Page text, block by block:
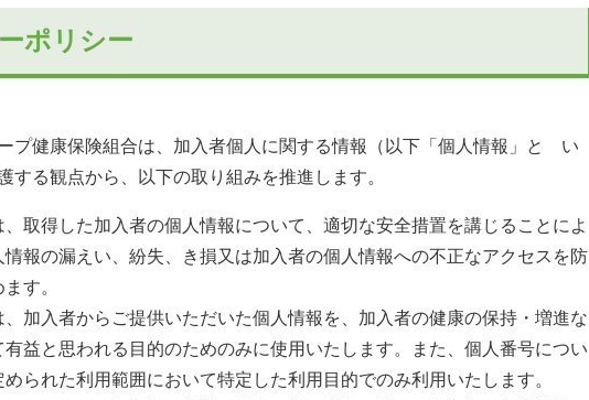
ポリシー
プ健康保険組合は、加入者個人に関する情報（以下「個人情報」と い
する観点から、以下の取り組みを推進します。
取得した加入者の個人情報について、適切な安全措置を講じることによ
情報の漏えい、紛失、き損又は加入者の個人情報への不正なアクセスを防
す。
、加入者からご提供いただいた個人情報を、加入者の健康の保持・増進な
有益と思われる目的のためのみに使用いたします。また、個人番号につい
られた利用範囲において特定した利用目的でのみ利用いたします。